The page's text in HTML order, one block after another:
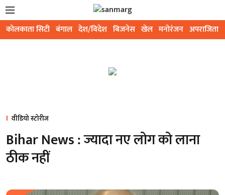
कोलकाता सिटी बंगाल देश/विदेश बिजनेस खेल मनोरंजन अपराजिता
वीडियो स्टोरीज
Bihar News : ज्यादा नए लोग को लाना
ठीक नहीं